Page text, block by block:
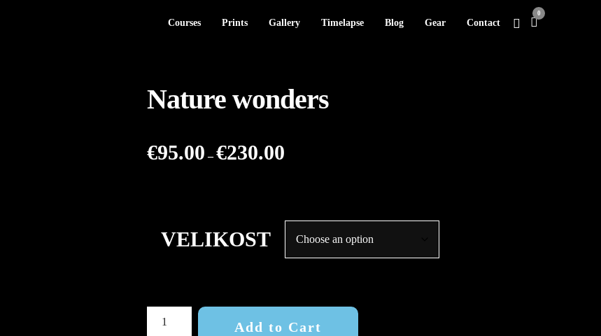
Courses Prints Gallery Timelapse Blog Gear Contact
0
Nature wonders
€95.00 – €230.00
VELIKOST
Add to Cart